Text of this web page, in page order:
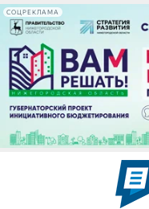
СОЦРЕКЛАМА